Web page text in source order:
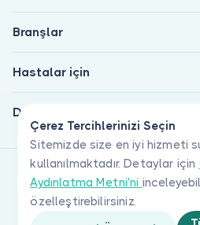
Çerez Tercihlerinizi Seçin
Sitemizde size en iyi hizmeti
kullanılmaktadır. Detaylar için
Aydınlatma Metni'ni
özelleştirebilirsiniz.
Branşlar
Hastalar için
Doktorlar için